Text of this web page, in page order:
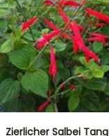
Zierlicher Salbei